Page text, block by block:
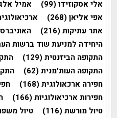
אלי אסקוזידו(99) אמיל
אפי אליאן(268)
אתר עתיקות(216)
היחידה למניעת שוד ברשות
התקופה הביזנטית(129)
התקופה העות'מנית(62)
חפירה ארכאולוגית(168)
חפירות ארכיאולוגיות(166)
טיול מורשת(116) טיול